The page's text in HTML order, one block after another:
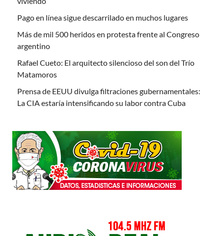
Pago en línea sigue descarrilado en muchos lugares
Más de mil 500 heridos en protesta frente al Congreso
argentino
Rafael Cueto: El arquitecto silencioso del son del Trío
Matamoros
Prensa de EEUU divulga filtraciones gubernamentales:
La CIA estaría intensificando su labor contra Cuba